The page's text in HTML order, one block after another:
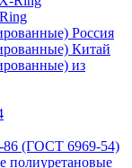
Россия
Китай
из
(ГОСТ 6969-54)
полиуретановые